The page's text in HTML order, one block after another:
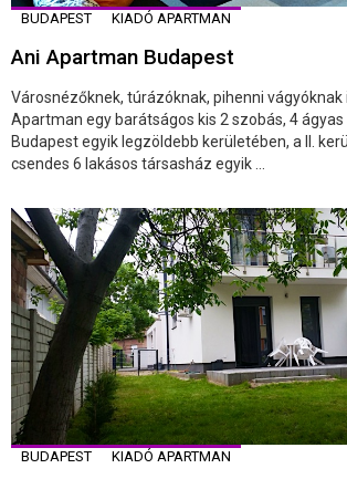
BUDAPEST KIADÓ APARTMAN
Ani Apartman Budapest
Városnézőknek, túrázóknak, pihenni vágyóknak
Apartman egy barátságos kis 2 szobás, 4
Budapest egyik legzöldebb kerületében, a II.
csendes 6 lakásos társasház egyik ...
BUDAPEST KIADÓ APARTMAN